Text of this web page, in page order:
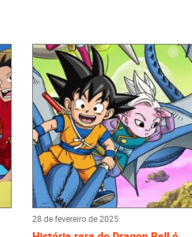
28 de fevereiro de 2025